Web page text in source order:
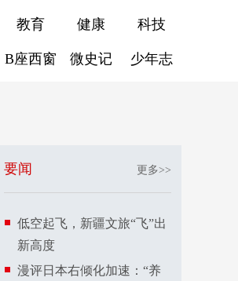
教育 健康 科技
B座西窗 微史记 少年志
要闻 更多>>
低空起飞，新疆文旅“飞”出
新高度
漫评日本右倾化加速：“养